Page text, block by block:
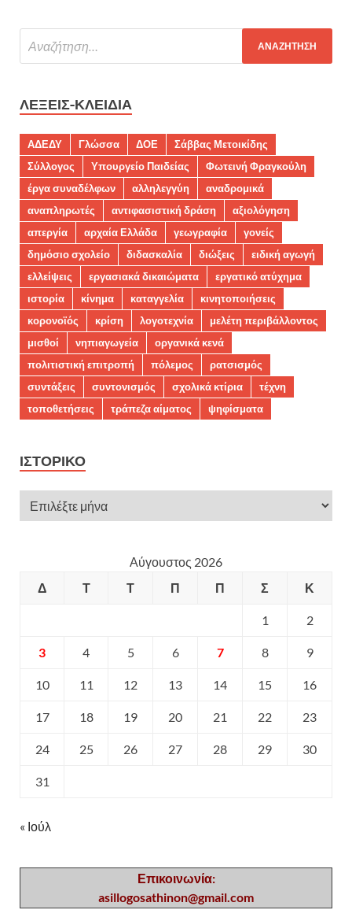
ΛΈΞΕΙΣ-ΚΛΕΙΔΙΆ
ΑΔΕΔΥ Γλώσσα ΔΟΕ
Σάββας Μετοικίδης
Σύλλογος
Υπουργείο Παιδείας
Φωτεινή Φραγκούλη
έργα συναδέλφων
αλληλεγγύη
αναδρομικά
αναπληρωτές
αντιφασιστική δράση
αξιολόγηση
απεργία
αρχαία Ελλάδα γεωγραφία
γονείς
δημόσιο σχολείο
διδασκαλία διώξεις
ειδική αγωγή
ελλείψεις
εργασιακά δικαιώματα
εργατικό ατύχημα
ιστορία
κίνημα καταγγελία
κινητοποιήσεις
κορονοϊός
κρίση λογοτεχνία
μελέτη περιβάλλοντος
μισθοί
νηπιαγωγεία
οργανικά κενά
πολιτιστική επιτροπή
πόλεμος
ρατσισμός
συντάξεις
συντονισμός σχολικά κτίρια
τέχνη
τοποθετήσεις
τράπεζα αίματος ψηφίσματα
ΙΣΤΟΡΙΚΌ
Αύγουστος 2026
Δ
Τ Τ Π Π Σ Κ
1 2
3 4 5 6 7 8 9
10 11 12 13 14 15 16
17 18 19 20 21 22 23
24 25 26 27 28 29 30
31
« Ιούλ
Επικοινωνία:
asillogosathinon@gmail.com